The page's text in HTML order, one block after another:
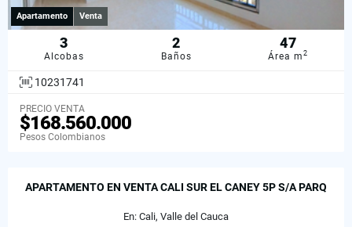
Apartamento Venta
3
Alcobas
2
Baños
47
Área m2
10231741
PRECIO VENTA
$168.560.000
Pesos Colombianos
APARTAMENTO EN VENTA CALI SUR EL CANEY 5P S/A PARQ
En: Cali, Valle del Cauca